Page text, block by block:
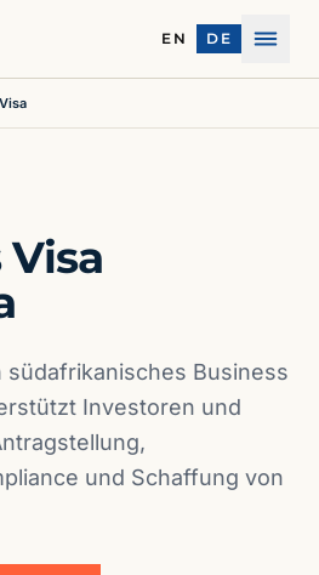
EN DE
Menü
südafrikanisches Business
Investoren und
und Schaffung von